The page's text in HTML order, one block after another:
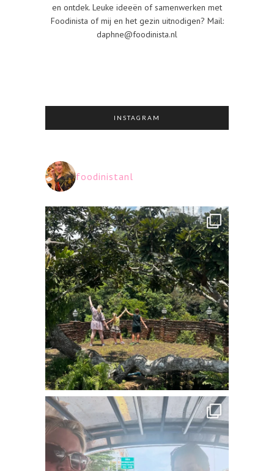
en ontdek. Leuke ideeën of samenwerken met
Foodinista of mij en het gezin uitnodigen? Mail:
daphne@foodinista.nl
INSTAGRAM
foodinistanl